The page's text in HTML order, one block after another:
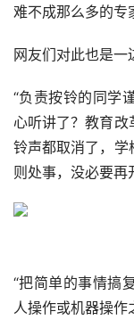
难不成那么多的专
网友们对此也是
“负责按铃的同学
心听讲了？教育
铃声都取消了，学
则处事，没必要再
“把简单的事情搞
人操作或机器操作